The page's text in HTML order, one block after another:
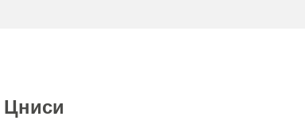
Цниси